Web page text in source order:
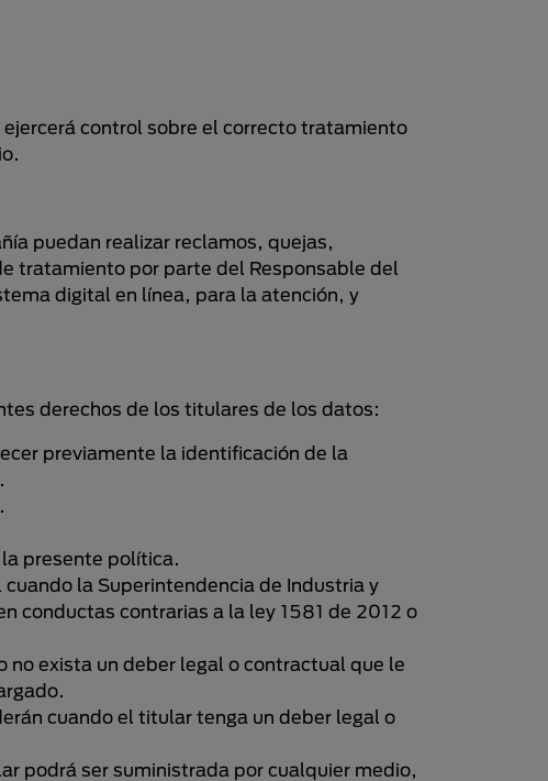
control sobre el correcto tratamiento
puedan realizar reclamos, quejas,
tratamiento por parte del Responsable del
digital en línea, para la atención, y
derechos de los titulares de los datos:
previamente la identificación de la
presente política.
la Superintendencia de Industria y
conductas contrarias a la ley 1581 de 2012 o
exista un deber legal o contractual que le
cuando el titular tenga un deber legal o
podrá ser suministrada por cualquier medio,